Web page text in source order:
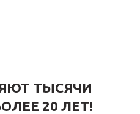
ТЫСЯЧИ
20 ЛЕТ!